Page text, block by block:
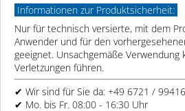
Informationen zur Produktsicherheit:
Nur für technisch versierte, mit dem
Anwender und für den
geeignet. Unsachgemäße Verwendung
Verletzungen führen.
✔ Wir sind für Sie da: +49 6721 /
✔ Mo. bis Fr. 08:00 - 16:30 Uhr